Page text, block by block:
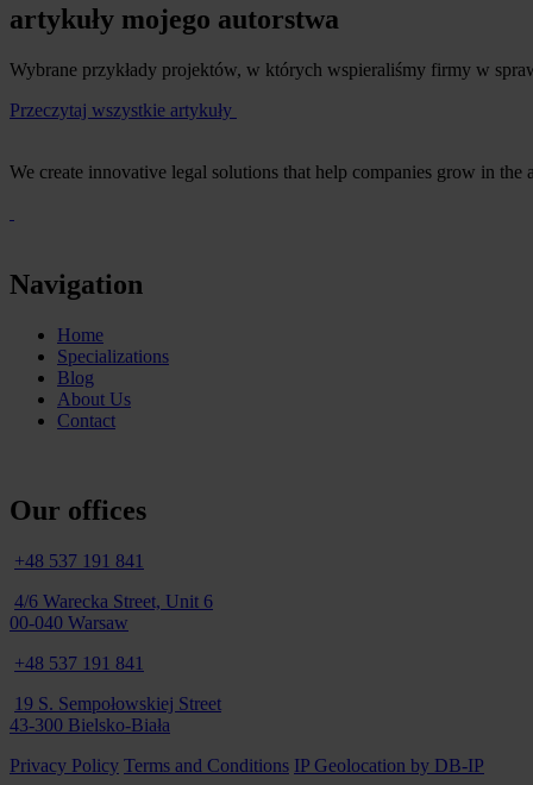
artykuły mojego autorstwa
Wybrane przykłady projektów, w których wspieraliśmy firmy w
Przeczytaj wszystkie artykuły
We create innovative legal solutions that help companies grow in the
Navigation
Home
Specializations
Blog
About Us
Contact
Our offices
+48 537 191 841
4/6 Warecka Street, Unit 6
00-040 Warsaw
+48 537 191 841
19 S. Sempołowskiej Street
43-300 Bielsko-Biała
Privacy Policy Terms and Conditions IP Geolocation by DB-IP